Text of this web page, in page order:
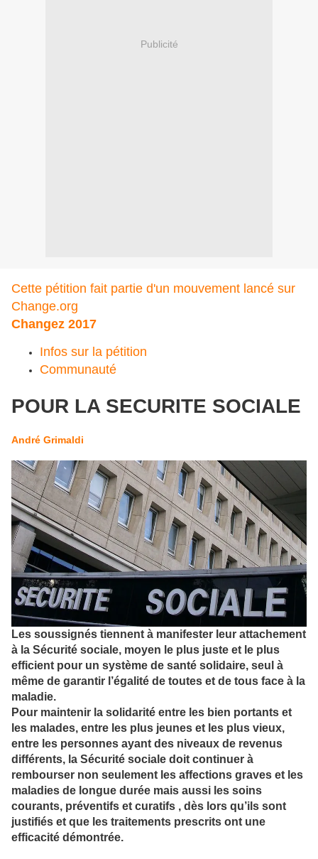
Publicité
Cette pétition fait partie d'un mouvement lancé sur
Change.org
Changez 2017
Infos sur la pétition
Communauté
POUR LA SECURITE SOCIALE
André Grimaldi
Les soussignés tiennent à manifester leur attachement
à la Sécurité sociale, moyen le plus juste et le plus
efficient pour un système de santé solidaire, seul à
même de garantir l’égalité de toutes et de tous face à la
maladie.
Pour maintenir la solidarité entre les bien portants et
les malades, entre les plus jeunes et les plus vieux,
entre les personnes ayant des niveaux de revenus
différents, la Sécurité sociale doit continuer à
rembourser non seulement les affections graves et les
maladies de longue durée mais aussi les soins
courants, préventifs et curatifs , dès lors qu’ils sont
justifiés et que les traitements prescrits ont une
efficacité démontrée.